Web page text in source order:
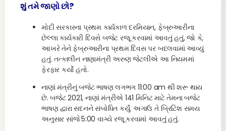
શું તમે જાણો છો?
મોદી સરકારના પ્રથમ કાર્યકાળ દરમિયાન, ફેબ્રુઆરીના
છેલ્લા કાર્યકારી દિવસે બજેટ રજૂ કરવામાં આવતું હતું, જો કે,
આખરે તેને ફેબ્રુઆરીના પ્રથમ દિવસ પર બદલવામાં આવ્યું
હતું. તત્કાલીન નાણામંત્રી અરુણ જેટલીએ આ નિયમમાં
ફેરફાર કર્યો હતો.
નાણાં મંત્રીનું બજેટ ભાષણ લગભગ 11:00 am થી શરૂ થાય
છે. બજેટ 2021, નાણાં મંત્રીએ 141 મિનિટ માટે તેમના બજેટ
ભાષણ દ્વારા સદનને સંબોધિત કર્યું. અગાઉ તે બ્રિટિશ સમય
અનુસાર સાંજે 5:00 વાગ્યે રજૂ કરવામાં આવતું હતું.